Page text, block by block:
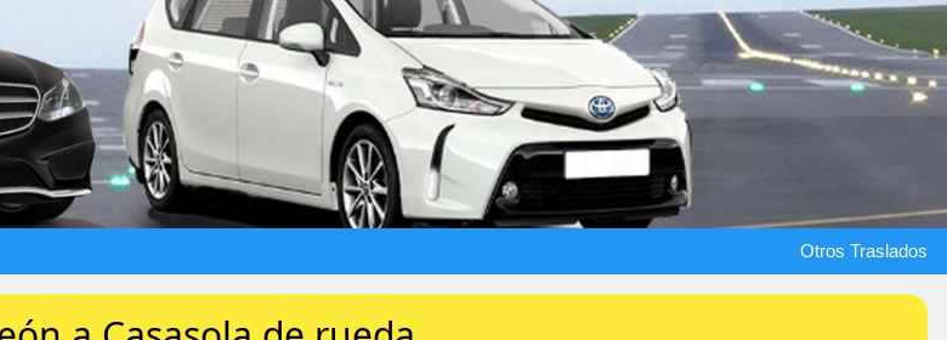
Otros Traslados